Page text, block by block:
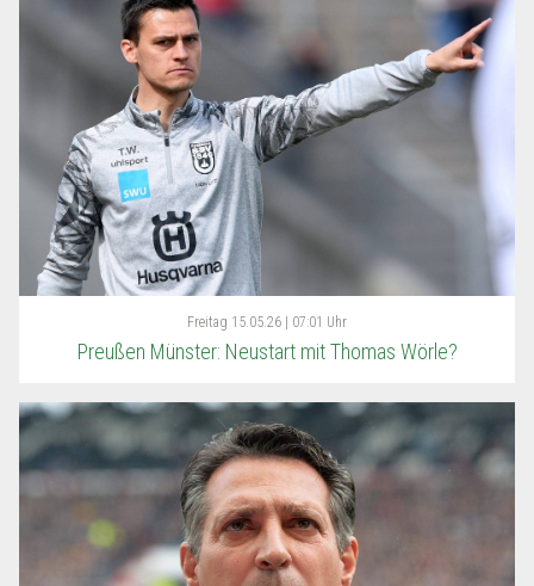
Freitag 15.05.26 | 07:01 Uhr
Preußen Münster: Neustart mit Thomas Wörle?